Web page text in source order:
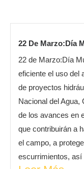
22 De Marzo:Día
22 de Marzo:Día
eficiente el uso del
de proyectos
Nacional del Agua,
de los avances en
que contribuirán a
el campo, a
escurrimientos, así